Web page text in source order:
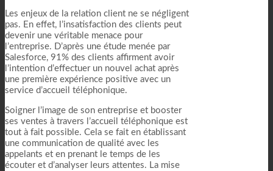
Les enjeux de la relation client ne se négligent
pas. En effet, l’insatisfaction des clients peut
devenir une véritable menace pour
l’entreprise. D’après une étude menée par
Salesforce, 91% des clients affirment avoir
l’intention d’effectuer un nouvel achat après
une première expérience positive avec un
service d’accueil téléphonique.
Soigner l’image de son entreprise et booster
ses ventes à travers l’accueil téléphonique est
tout à fait possible. Cela se fait en établissant
une communication de qualité avec les
appelants et en prenant le temps de les
écouter et d’analyser leurs attentes. La mise